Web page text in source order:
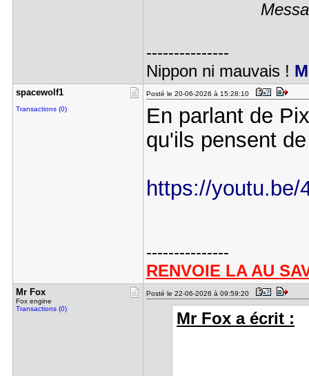
---------------
Nippon ni mauvais !
spacewolf1
Transactions (0)
Posté le 20-06-2026 à 15:28:10
En parlant de
qu'ils pensent
https://youtu.be/
---------------
RENVOIE LA AU
Mr Fox
Fox engine
Transactions (0)
Posté le 22-06-2026 à 09:59:20
Mr Fox a écrit :